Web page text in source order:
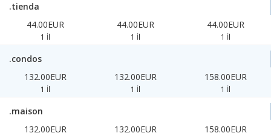
.tienda
44.00EUR
1 İl
44.00EUR
1 İl
44.00EUR
1 İl
.condos
132.00EUR
1 İl
132.00EUR
1 İl
158.00EUR
1 İl
.maison
132.00EUR
132.00EUR 158.00EUR